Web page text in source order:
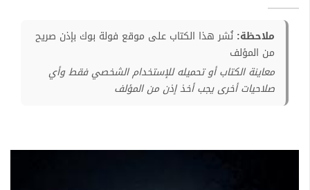
ملاحظة: نُشر هذا الكتاب على موقع فولة بوك بإذن صريح
من المؤلف
معاينة الكتاب أو تحميله للإستخدام الشخصي فقط وأي
صلاحيات أخرى يجب أخذ إذن من المؤلف